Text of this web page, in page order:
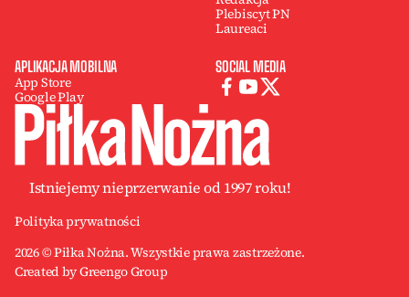
Plebiscyt PN
Laureaci
APLIKACJA MOBILNA
App Store
Google Play
SOCIAL MEDIA
Istniejemy nieprzerwanie od 1997 roku!
Polityka prywatności
2026 © Piłka Nożna. Wszystkie prawa zastrzeżone.
Created by Greengo Group